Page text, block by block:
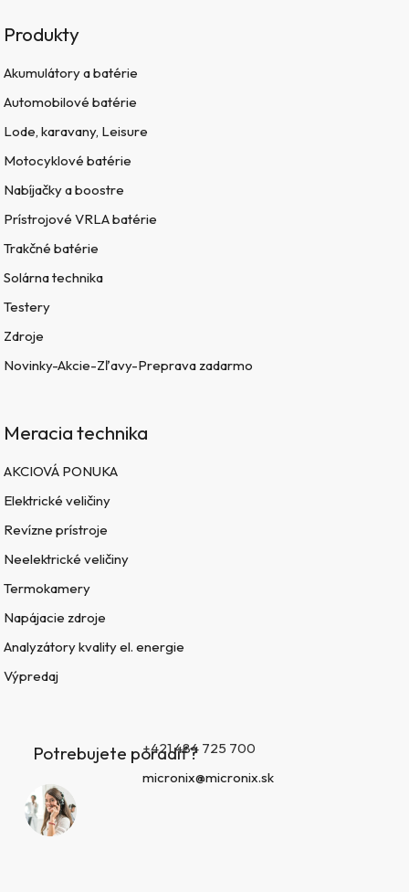
Produkty
Akumulátory a batérie
Automobilové batérie
Lode, karavany, Leisure
Motocyklové batérie
Nabíjačky a boostre
Prístrojové VRLA batérie
Trakčné batérie
Solárna technika
Testery
Zdroje
Novinky-Akcie-Zľavy-Preprava zadarmo
Meracia technika
AKCIOVÁ PONUKA
Elektrické veličiny
Revízne prístroje
Neelektrické veličiny
Termokamery
Napájacie zdroje
Analyzátory kvality el. energie
Výpredaj
Potrebujete poradiť?+421 484 725 700
micronix@micronix.sk